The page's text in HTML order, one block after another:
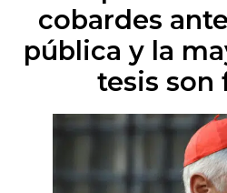
cobardes
pública y la
tesis son